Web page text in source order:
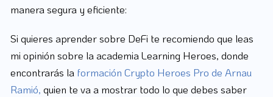
manera segura y eficiente:
Si quieres aprender sobre DeFi te recomiendo que leas
mi opinión sobre la academia Learning Heroes, donde
encontrarás la formación Crypto Heroes Pro de Arnau
Ramió, quien te va a mostrar todo lo que debes saber